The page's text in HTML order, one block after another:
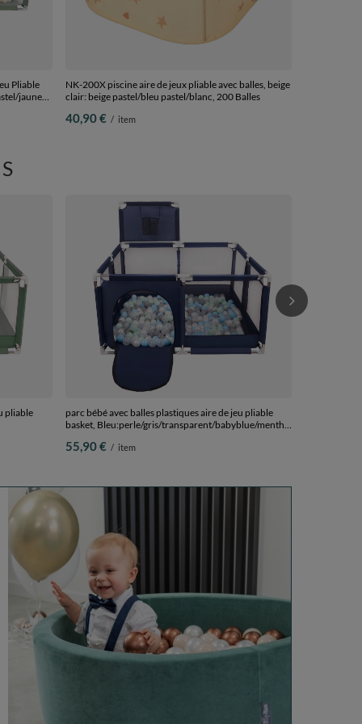
Pliable
jaune
NK-200X piscine aire de jeux pliable avec balles, beige
clair: beige pastel/bleu pastel/blanc, 200 Balles
40,90 € / item
pliable
parc bébé avec balles plastiques aire de jeu pliable
basket, Bleu:perle/gris/transparent/babyblue/menthe,
55,90 € / item